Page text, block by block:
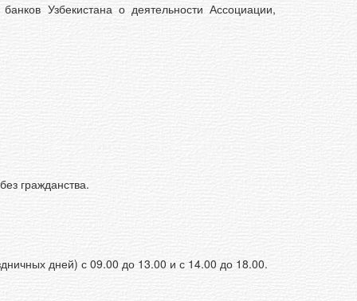
Узбекистана о деятельности Ассоциации,
гражданства.
дней) с 09.00 до 13.00 и с 14.00 до 18.00.